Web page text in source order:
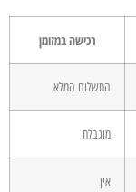
רכישה במזומן
התשלום המלא
מוגבלת
אין